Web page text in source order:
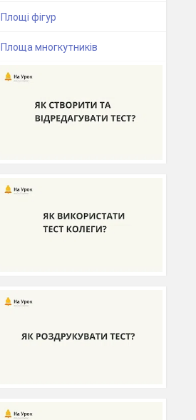
Площі фігур
Площа многкутників